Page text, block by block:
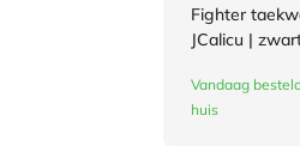
Fighter
JCalicu |
Vandaag
huis